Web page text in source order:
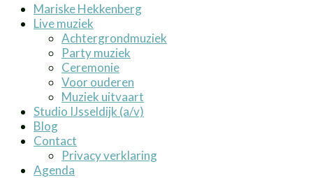
Mariske Hekkenberg
Live muziek
Achtergrondmuziek
Party muziek
Ceremonie
Voor ouderen
Muziek uitvaart
Studio IJsseldijk (a/v)
Blog
Contact
Privacy verklaring
Agenda